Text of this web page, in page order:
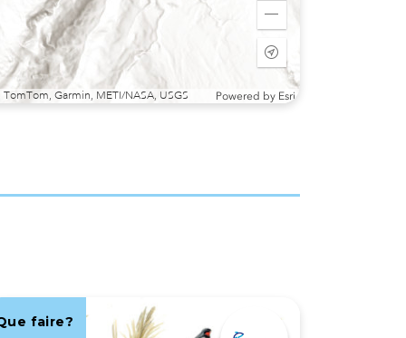
out
Start
tracking
location
TomTom, Garmin, METI/NASA, USGS Powered by Esri
faire?